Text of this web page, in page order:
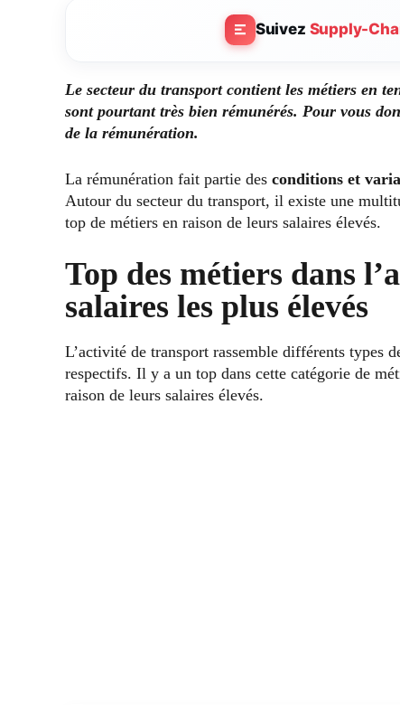
Suivez Supply-
Le secteur du transport contient les métiers en
sont pourtanttrès bien rémunérés. Pour vous
de la rémunération.
La rémunération fait partie des conditions et
Autour du secteur du transport, il existe une
top de métiers en raison de leurs salaires élevés.
Top des métiers dans
salaires les plus élevés
L’activité de transport rassemble différents types
respectifs. Il y a un top dans cette catégorie de
raison de leurs salaires élevés.